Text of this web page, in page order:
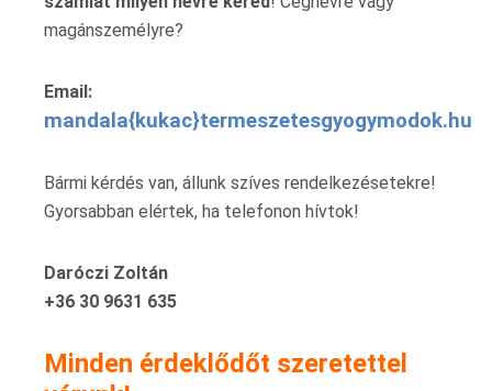
magánszemélyre?
Email:
mandala{kukac}termeszetesgyogymodok.hu
Bármi kérdés van, állunk szíves rendelkezésetekre!
Gyorsabban elértek, ha telefonon hívtok!
Daróczi Zoltán
+36 30 9631 635
Minden érdeklődőt szeretettel